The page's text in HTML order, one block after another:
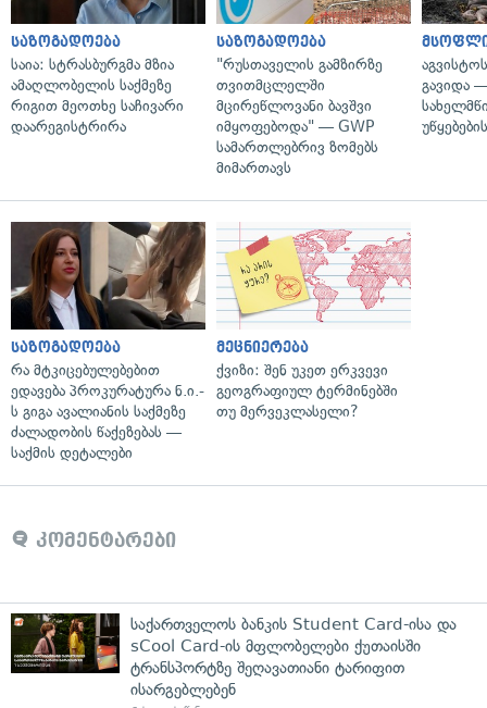
საზოგადოება
საია: სტრასბურგმა მზია
ამაღლობელის საქმეზე
რიგით მეოთხე საჩივარი
დაარეგისტრირა
საზოგადოება
"რუსთაველის გამზირზე
თვითმცლელში
მცირეწლოვანი ბავშვი
იმყოფებოდა" — GWP
სამართლებრივ ზომებს
მიმართავს
გავიდა
საზოგადოება
რა მტკიცებულებებით
ედავება პროკურატურა ნ.ი.-
ს გიგა ავალიანის საქმეზე
ძალადობის წაქეზებას —
საქმის დეტალები
მეცნიერება
ქვიზი: შენ უკეთ ერკვევი
გეოგრაფიულ ტერმინებში
თუ მერვეკლასელი?
კომენტარები
საქართველოს ბანკის Student Card-ისა და
sCool Card-ის მფლობელები ქუთაისში
ტრანსპორტზე შეღავათიანი ტარიფით
ისარგებლებენ